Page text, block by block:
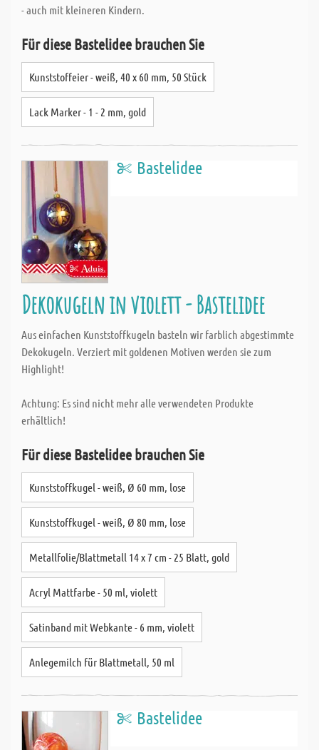
- auch mit kleineren Kindern.
Für diese Bastelidee brauchen Sie
Kunststoffeier - weiß, 40 x 60 mm, 50 Stück
Lack Marker - 1 - 2 mm, gold
Bastelidee
Dekokugeln in violett - Bastelidee
Aus einfachen Kunststoffkugeln basteln wir farblich abgestimmte
Dekokugeln. Verziert mit goldenen Motiven werden sie zum
Highlight!
Achtung: Es sind nicht mehr alle verwendeten Produkte
erhältlich!
Für diese Bastelidee brauchen Sie
Kunststoffkugel - weiß, Ø 60 mm, lose
Kunststoffkugel - weiß, Ø 80 mm, lose
Metallfolie/Blattmetall 14 x 7 cm - 25 Blatt, gold
Acryl Mattfarbe - 50 ml, violett
Satinband mit Webkante - 6 mm, violett
Anlegemilch für Blattmetall, 50 ml
Bastelidee